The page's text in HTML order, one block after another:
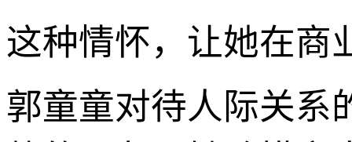
这种情怀，让她在商
郭童童对待人际关系